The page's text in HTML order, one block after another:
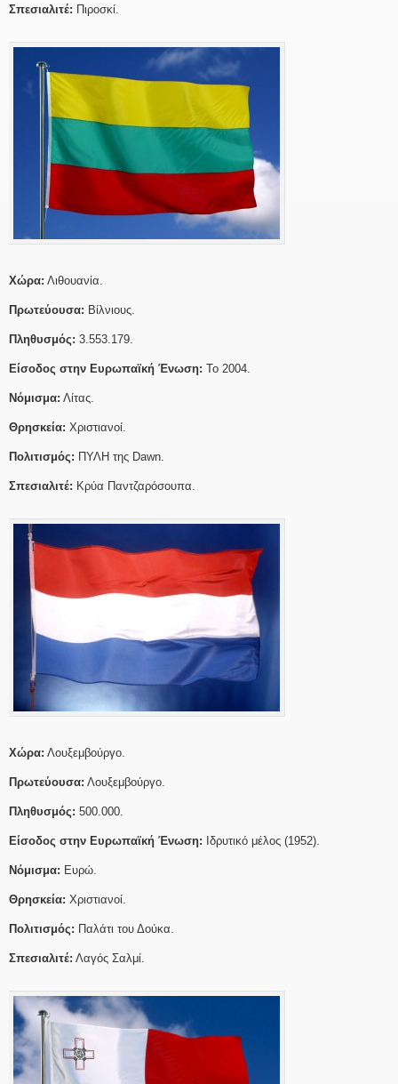
Σπεσιαλιτέ: Πιροσκί.
Χώρα: Λιθουανία.
Πρωτεύουσα: Βίλνιους.
Πληθυσμός: 3.553.179.
Είσοδος στην Ευρωπαϊκή Ένωση: Το 2004.
Νόμισμα: Λίτας.
Θρησκεία: Χριστιανοί.
Πολιτισμός: ΠΥΛΗ της Dawn.
Σπεσιαλιτέ: Κρύα Παντζαρόσουπα.
Χώρα: Λουξεμβούργο.
Πρωτεύουσα: Λουξεμβούργο.
Πληθυσμός: 500.000.
Είσοδος στην Ευρωπαϊκή Ένωση: Ιδρυτικό μέλος (1952).
Νόμισμα: Ευρώ.
Θρησκεία: Χριστιανοί.
Πολιτισμός: Παλάτι του Δούκα.
Σπεσιαλιτέ: Λαγός Σαλμί.